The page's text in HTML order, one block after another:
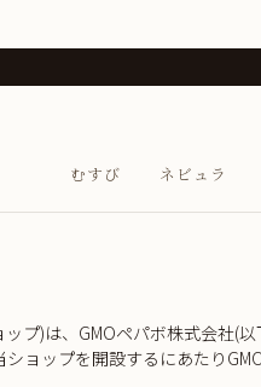
むすび ネビュラ
プ)は、 GMOペパボ株式会社(以
ョップを開設するにあたり